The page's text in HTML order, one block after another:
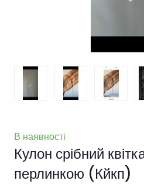
В наявності
Кулон срібний
перлинкою (Кйкп)